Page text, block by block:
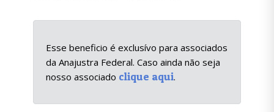
Esse beneficio é exclusívo para associados
da Anajustra Federal. Caso ainda não seja
nosso associado clique aqui.